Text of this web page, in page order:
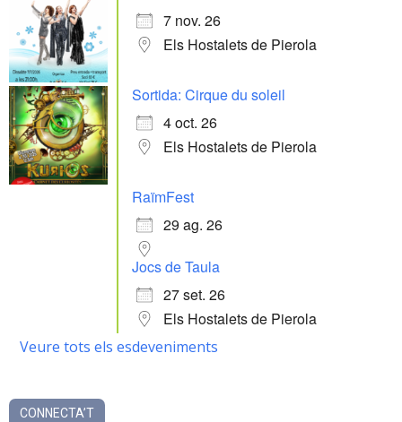
7 nov. 26
Els Hostalets de Pierola
Sortida: Cirque du soleil
4 oct. 26
Els Hostalets de Pierola
RaïmFest
29 ag. 26
Jocs de Taula
27 set. 26
Els Hostalets de Pierola
Veure tots els esdeveniments
CONNECTA’T